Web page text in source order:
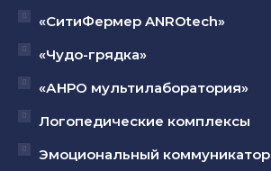
«СитиФермер ANROtech»
«Чудо-грядка»
«АНРО мультилаборатория»
Логопедические комплексы
Эмоциональный коммуникатор